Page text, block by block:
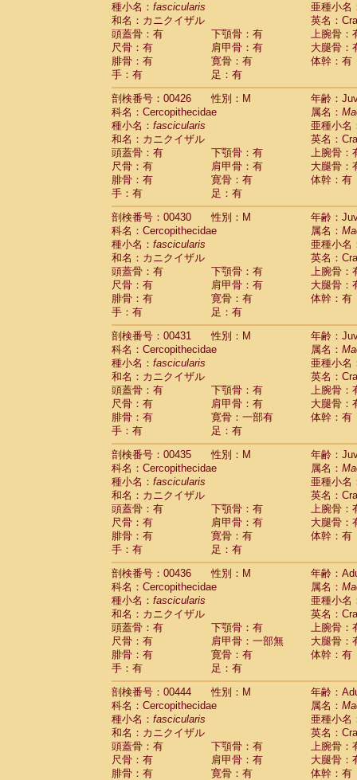
種小名： fascicularis
亜種小名
和名：カニクイザル
英名：
頭蓋骨：有
下顎骨：有
上腕骨：
尺骨：有
肩甲骨：有
大腿骨：
腓骨：有
寛骨：有
体幹：有
手：有
足：有
剖検番号：00426
性別：M
年齢：
科名：Cercopithecidae
属名：
種小名： fascicularis
亜種小名
和名：カニクイザル
英名：
頭蓋骨：有
下顎骨：有
上腕骨：
尺骨：有
肩甲骨：有
大腿骨：
腓骨：有
寛骨：有
体幹：有
手：有
足：有
剖検番号：00430
性別：M
年齢：
科名：Cercopithecidae
属名：
種小名： fascicularis
亜種小名
和名：カニクイザル
英名：
頭蓋骨：有
下顎骨：有
上腕骨：
尺骨：有
肩甲骨：有
大腿骨：
腓骨：有
寛骨：有
体幹：有
手：有
足：有
剖検番号：00431
性別：M
年齢：
科名：Cercopithecidae
属名：
種小名： fascicularis
亜種小名
和名：カニクイザル
英名：
頭蓋骨：有
下顎骨：有
上腕骨：
尺骨：有
肩甲骨：有
大腿骨：
腓骨：有
寛骨：一部有
体幹：有
手：有
足：有
剖検番号：00435
性別：M
年齢：
科名：Cercopithecidae
属名：
種小名： fascicularis
亜種小名
和名：カニクイザル
英名：
頭蓋骨：有
下顎骨：有
上腕骨：
尺骨：有
肩甲骨：有
大腿骨：
腓骨：有
寛骨：有
体幹：有
手：有
足：有
剖検番号：00436
性別：M
年齢：
科名：Cercopithecidae
属名：
種小名： fascicularis
亜種小名
和名：カニクイザル
英名：
頭蓋骨：有
下顎骨：有
上腕骨：
尺骨：有
肩甲骨：一部無
大腿骨：
腓骨：有
寛骨：有
体幹：有
手：有
足：有
剖検番号：00444
性別：M
年齢：
科名：Cercopithecidae
属名：
種小名： fascicularis
亜種小名
和名：カニクイザル
英名：
頭蓋骨：有
下顎骨：有
上腕骨：
尺骨：有
肩甲骨：有
大腿骨：
腓骨：有
寛骨：有
体幹：有